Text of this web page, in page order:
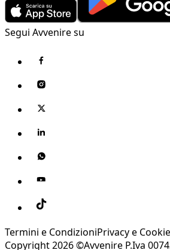
Segui Avvenire su
Termini e CondizioniPrivacy e
Copyright 2026 ©Avvenire P.Iva